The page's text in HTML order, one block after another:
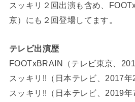
スッキリ２回出演も含め、
京）にも２回登場してます。
テレビ出演歴
FOOTxBRAIN（テレビ東京、
スッキリ!!（日本テレビ、2017年
スッキリ!!（日本テレビ、2019年